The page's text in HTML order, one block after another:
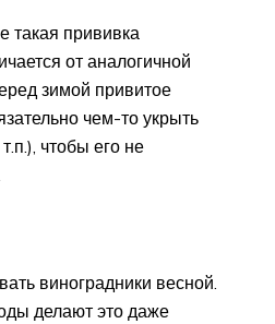
такая прививка
от аналогичной
зимой привитое
чем-то укрыть
чтобы его не
виноградники весной.
делают это даже